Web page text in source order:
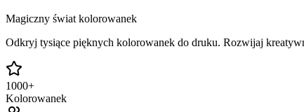
Magiczny świat kolorowanek
Odkryj tysiące pięknych kolorowanek do druku. Rozwijaj
1000+
Kolorowanek